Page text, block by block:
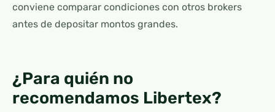
conviene comparar condiciones con otros brokers
antes de depositar montos grandes.
¿Para quién no
recomendamos Libertex?